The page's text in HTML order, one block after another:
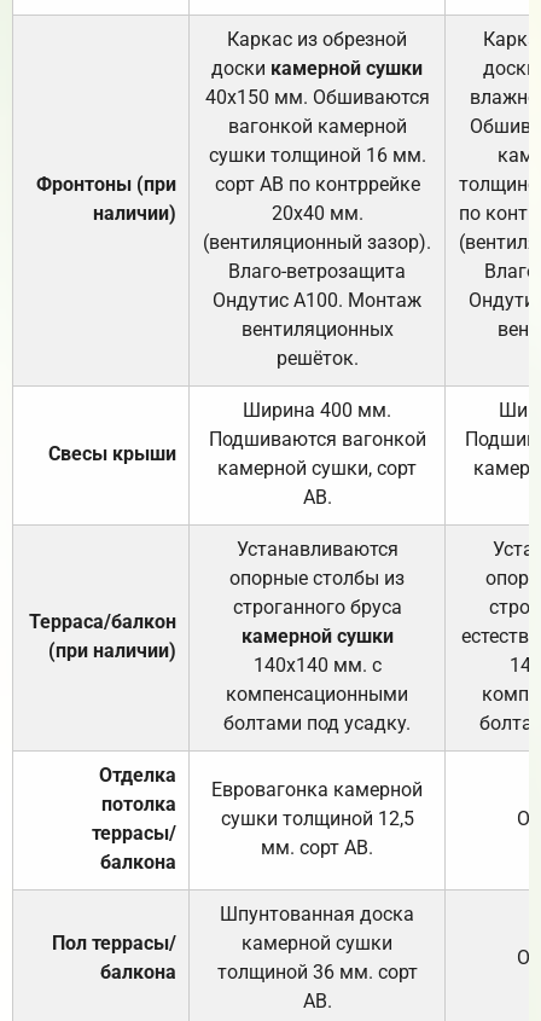
Фронтоны (при
наличии)
Каркас из обрезной
доски камерной сушки
40х150 мм. Обшиваются
вагонкой камерной
сушки толщиной 16 мм.
сорт АВ по контррейке
20х40 мм.
(вентиляционный зазор).
Влаго-ветрозащита
Ондутис А100. Монтаж
вентиляционных
решёток.
доски
по
Свесы крыши
Ширина 400 мм.
Подшиваются вагонкой
камерной сушки, сорт
АВ.
Терраса/балкон
(при наличии)
Устанавливаются
опорные столбы из
строганного бруса
камерной сушки
140х140 мм. с
компенсационными
болтами под усадку.
Отделка
потолка
террасы/
балкона
Евровагонка камерной
сушки толщиной 12,5
мм. сорт АВ.
Пол террасы/
балкона
Шпунтованная доска
камерной сушки
толщиной 36 мм. сорт
АВ.